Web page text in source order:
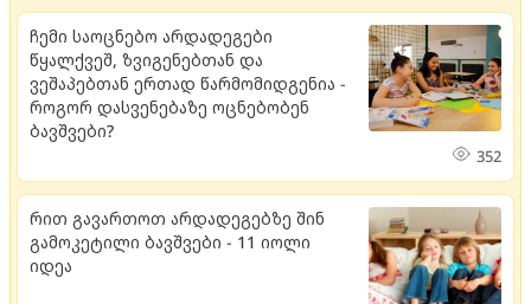
ჩემი საოცნებო არდადეგები
წყალქვეშ, ზვიგენებთან და
ვეშაპებთან ერთად წარმომიდგენია -
როგორ დასვენებაზე ოცნებობენ
ბავშვები?
352
რით გავართოთ არდადეგებზე შინ
გამოკეტილი ბავშვები - 11 იოლი
იდეა